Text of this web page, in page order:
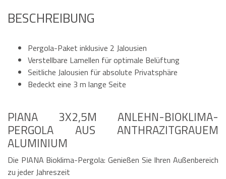
BESCHREIBUNG
Pergola-Paket inklusive 2 Jalousien
Verstellbare Lamellen für optimale Belüftung
Seitliche Jalousien für absolute Privatsphäre
Bedeckt eine 3 m lange Seite
PIANA 3X2,5M ANLEHN-BIOKLIMA-
PERGOLA AUS ANTHRAZITGRAUEM
ALUMINIUM
Die PIANA Bioklima-Pergola: Genießen Sie Ihren Außenbereich
zu jeder Jahreszeit